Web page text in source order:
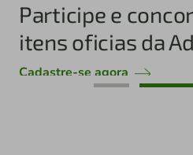
Participe e
itens oficias da
Cadastre-se agora